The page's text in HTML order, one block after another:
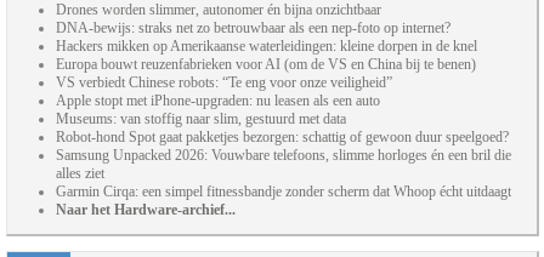
Drones worden slimmer, autonomer én bijna onzichtbaar
DNA-bewijs: straks net zo betrouwbaar als een nep-foto op internet?
Hackers mikken op Amerikaanse waterleidingen: kleine dorpen in de knel
Europa bouwt reuzenfabrieken voor AI (om de VS en China bij te benen)
VS verbiedt Chinese robots: “Te eng voor onze veiligheid”
Apple stopt met iPhone-upgraden: nu leasen als een auto
Museums: van stoffig naar slim, gestuurd met data
Robot-hond Spot gaat pakketjes bezorgen: schattig of gewoon duur speelgoed?
Samsung Unpacked 2026: Vouwbare telefoons, slimme horloges én een bril die
alles ziet
Garmin Cirqa: een simpel fitnessbandje zonder scherm dat Whoop écht uitdaagt
Naar het Hardware-archief...